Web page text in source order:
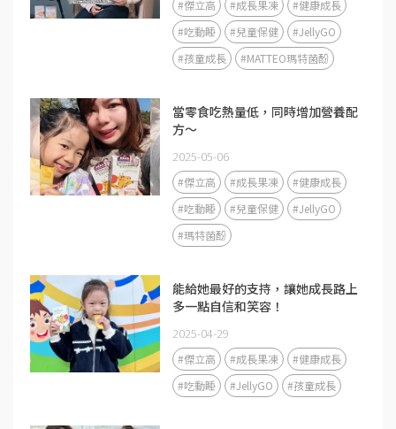
#傑立高 #成長果凍
#健康成長
#吃動睡
#兒童保健
#JellyGO
#孩童成長
#MATTEO瑪特菌酚
當零食吃熱量低，同時增加營養配
方～
2025-05-06
#傑立高 #成長果凍
#健康成長
#吃動睡
#兒童保健
#JellyGO
#瑪特菌酚
能給她最好的支持，讓她成長路上
多一點自信和笑容！
2025-04-29
#傑立高 #成長果凍
#健康成長
#吃動睡
#JellyGO #孩童成長